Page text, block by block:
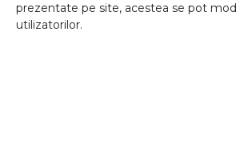
prezentate pe site, acestea se pot
utilizatorilor.